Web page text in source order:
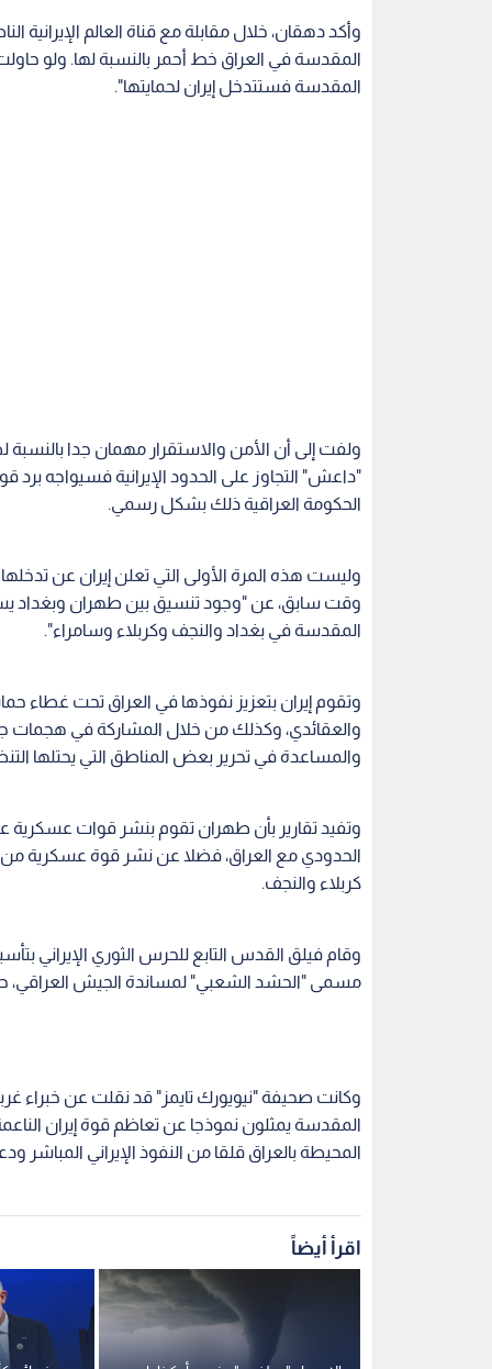
وأكد دهقان، خلال مقابلة مع قناة العالم الإيرانية
المقدسة في العراق خط أحمر بالنسبة لها. ولو
المقدسة فستتدخل إيران لحمايتها".
ولفت إلى أن الأمن والاستقرار مهمان جدا بالنسبة
"داعش" التجاوز على الحدود الإيرانية فسيواجه برد
الحكومة العراقية ذلك بشكل رسمي.
وليست هذه المرة الأولى التي تعلن إيران عن
وقت سابق، عن "وجود تنسيق بين طهران وبغداد يسمح
المقدسة في بغداد والنجف وكربلاء وسامراء".
وتقوم إيران بتعزيز نفوذها في العراق تحت غطاء
والعقائدي، وكذلك من خلال المشاركة في هجمات
والمساعدة في تحرير بعض المناطق التي يحتلها
وتفيد تقارير بأن طهران تقوم بنشر قوات عسكرية
الحدودي مع العراق، فضلا عن نشر قوة عسكرية من
كربلاء والنجف.
وقام فيلق القدس التابع للحرس الثوري
مسمى "الحشد الشعبي" لمساندة الجيش
وكانت صحيفة "نيويورك تايمز" قد نقلت عن خبراء
المقدسة يمثلون نموذجا عن تعاظم قوة إيران
المحيطة بالعراق قلقا من النفوذ الإيراني
اقرأ أيضاً